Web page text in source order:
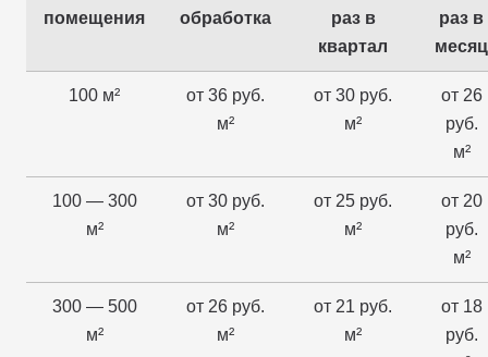
помещения
обработка
раз в
квартал
раз в
месяц
100 м²
от 36 руб.
м²
от 30 руб.
м²
от 26
руб.
м²
100 — 300
м²
от 30 руб.
м²
от 25 руб.
м²
от 20
руб.
м²
300 — 500
м²
от 26 руб.
м²
от 21 руб.
м²
от 18
руб.